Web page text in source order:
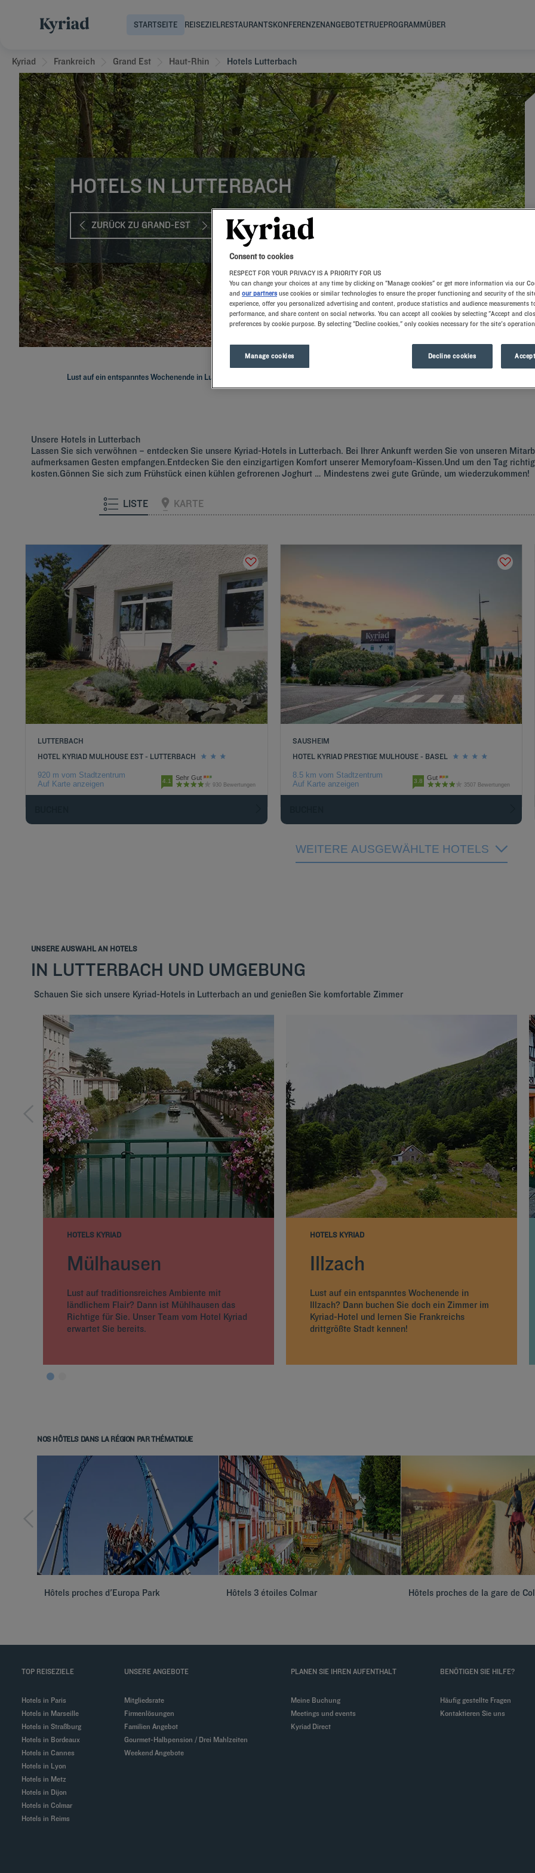
STARTSEITE REISEZIELRESTAURANTSKONFERENZENANGEBOTETRUEPROGRAMMÜBER
Kyriad Frankreich Grand Est Haut-Rhin Hotels Lutterbach
HOTELS IN LUTTERBACH
ZURÜCK ZU GRAND-EST
Lust auf ein entspanntes Wochenende in Lutterbach? Dann buchen Sie doch ein Zimmer im Kyriad-Hotel und lernen Sie Frankreichs
Unsere Hotels in Lutterbach
Lassen Sie sich verwöhnen – entdecken Sie unsere Kyriad-Hotels in Lutterbach. Bei Ihrer Ankunft werden Sie von unseren
aufmerksamen Gesten empfangen.Entdecken Sie den einzigartigen Komfort unserer Memoryfoam-Kissen.Und um den Tag
kosten.Gönnen Sie sich zum Frühstück einen kühlen gefrorenen Joghurt … Mindestens zwei gute Gründe, um wiederzukommen!
LISTE KARTE
LUTTERBACH
HOTEL KYRIAD MULHOUSE EST - LUTTERBACH
920 m vom Stadtzentrum
Auf Karte anzeigen
4.1 Sehr Gut
930 Bewertungen
SAUSHEIM
HOTEL KYRIAD PRESTIGE MULHOUSE - BASEL
8.5 km vom Stadtzentrum
Auf Karte anzeigen
3.8 Gut
3507 Bewertungen
WEITERE AUSGEWÄHLTE HOTELS
UNSERE AUSWAHL AN HOTELS
IN LUTTERBACH UND UMGEBUNG
Schauen Sie sich unsere Kyriad-Hotels in Lutterbach an und genießen Sie komfortable Zimmer
HOTELS KYRIAD
Mülhausen
Lust auf traditionsreiches Ambiente mit
ländlichem Flair? Dann ist Mühlhausen das
Richtige für Sie. Unser Team vom Hotel Kyriad
erwartet Sie bereits.
HOTELS KYRIAD
Illzach
Lust auf ein entspanntes Wochenende in
Illzach? Dann buchen Sie doch ein Zimmer im
Kyriad-Hotel und lernen Sie Frankreichs
drittgrößte Stadt kennen!
NOS HÔTELS DANS LA RÉGION PAR THÉMATIQUE
Hôtels proches d'Europa Park Hôtels 3 étoiles Colmar Hôtels proches de la gare de
TOP REISEZIELE
Hotels in Paris
Hotels in Marseille
Hotels in Straßburg
Hotels in Bordeaux
Hotels in Cannes
Hotels in Lyon
Hotels in Metz
Hotels in Dijon
Hotels in Colmar
Hotels in Reims
UNSERE ANGEBOTE
Mitgliedsrate
Firmenlösungen
Familien Angebot
Gourmet-Halbpension / Drei Mahlzeiten
Weekend Angebote
PLANEN SIE IHREN AUFENTHALT
Meine Buchung
Meetings und events
Kyriad Direct
BENÖTIGEN SIE HILFE?
Häufig gestellte Fragen
Kontaktieren Sie uns
Consent to cookies
RESPECT FOR YOUR PRIVACY IS A PRIORITY FOR US
You can change your choices at any time by clicking on "Manage cookies" or get more information via our
and our partners use cookies or similar technologies to ensure the proper functioning and security of the
experience, offer you personalized advertising and content, produce statistics and audience measurements
performance, and share content on social networks. You can accept all cookies by selecting "Accept and
preferences by cookie purpose. By selecting "Decline cookies," only cookies necessary for the site's
Manage cookies Decline cookies